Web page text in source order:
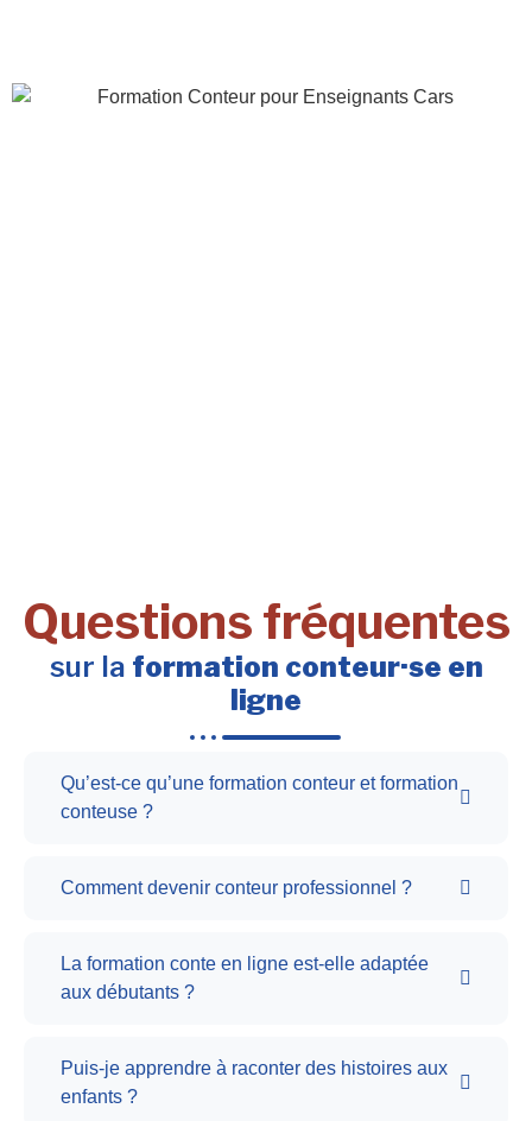
Questions fréquentes
sur la formation conteur·se en
ligne
Qu’est-ce qu’une formation conteur et formation
conteuse ?
Comment devenir conteur professionnel ?
La formation conte en ligne est-elle adaptée
aux débutants ?
Puis-je apprendre à raconter des histoires aux
enfants ?